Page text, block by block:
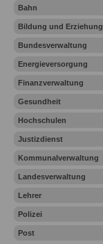
Bahn
Bildung und Erziehung
Bundesverwaltung
Energieversorgung
Finanzverwaltung
Gesundheit
Hochschulen
Justizdienst
Kommunalverwaltung
Landesverwaltung
Lehrer
Polizei
Post